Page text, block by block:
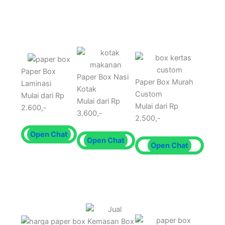
Paper Box
Laminasi
Mulai dari Rp
2.600,-
Open Chat
Paper Box Nasi
Kotak
Mulai dari Rp
3.600,-
Open Chat
Paper Box Murah
Custom
Mulai dari Rp
2.500,-
Open Chat